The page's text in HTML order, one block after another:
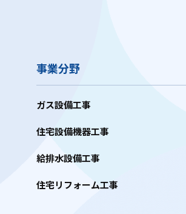
事業分野
ガス設備工事
住宅設備機器工事
給排水設備工事
住宅リフォーム工事